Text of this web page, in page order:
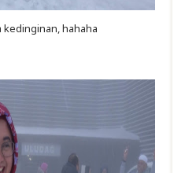
kedinginan, hahaha